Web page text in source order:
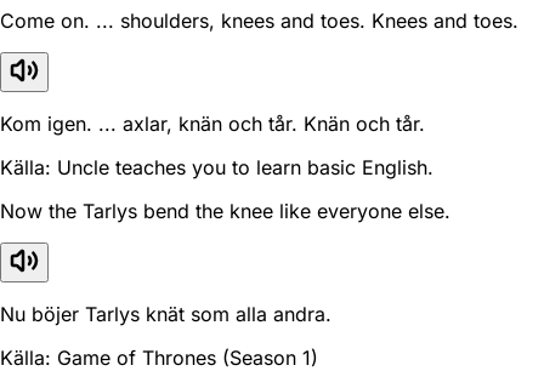
Come on. ... shoulders, knees and toes. Knees and toes.
Kom igen. ... axlar, knän och tår. Knän och tår.
Källa: Uncle teaches you to learn basic English.
Now the Tarlys bend the knee like everyone else.
Nu böjer Tarlys knät som alla andra.
Källa: Game of Thrones (Season 1)